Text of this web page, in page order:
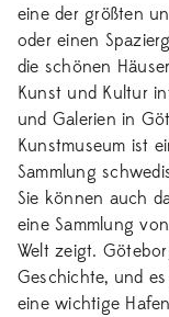
eine der größten
oder einen
die schönen
Kunst und Kultur
und Galerien in
Kunstmuseum ist
Sammlung
Sie können auch
eine Sammlung
Welt zeigt.
Geschichte, und
eine wichtige